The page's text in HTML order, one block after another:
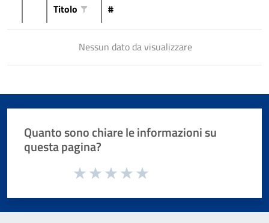
Titolo #
Nessun dato da visualizzare
Quanto sono chiare le informazioni su
questa pagina?
Valuta da 1 a 5 stelle la pagina